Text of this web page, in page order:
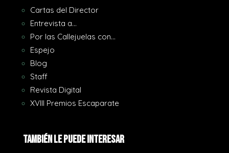
Cartas del Director
Entrevista a…
Por las Callejuelas con…
Espejo
Blog
Staff
Revista Digital
XVIII Premios Escaparate
También le puede interesar